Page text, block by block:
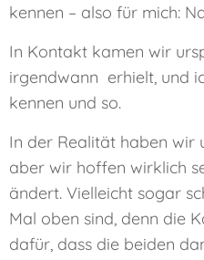
kennen – also für mich:
In Kontakt kamen wir
irgendwann erhielt, und
kennen und so.
In der Realität haben wir
aber wir hoffen wirklich
ändert. Vielleicht sogar
Mal oben sind, denn die
dafür, dass die beiden